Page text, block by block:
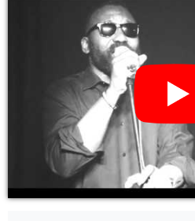
YouTube Video: HODJA – the